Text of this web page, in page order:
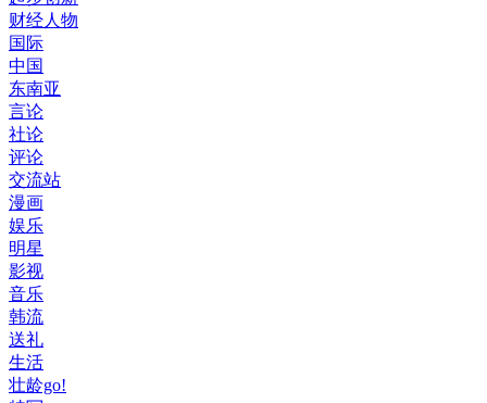
财经人物
国际
中国
东南亚
言论
社论
评论
交流站
漫画
娱乐
明星
影视
音乐
韩流
送礼
生活
壮龄go!